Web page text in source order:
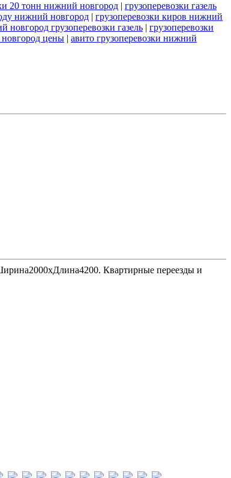
20 тонн нижний новгород | грузоперевозки газель
нижний новгород | грузоперевозки киров нижний
новгород грузоперевозки газель | грузоперевозки
цены | авито грузоперевозки нижний
Квартирные переезды и